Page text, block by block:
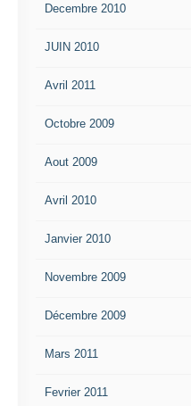
Decembre 2010
JUIN 2010
Avril 2011
Octobre 2009
Aout 2009
Avril 2010
Janvier 2010
Novembre 2009
Décembre 2009
Mars 2011
Fevrier 2011